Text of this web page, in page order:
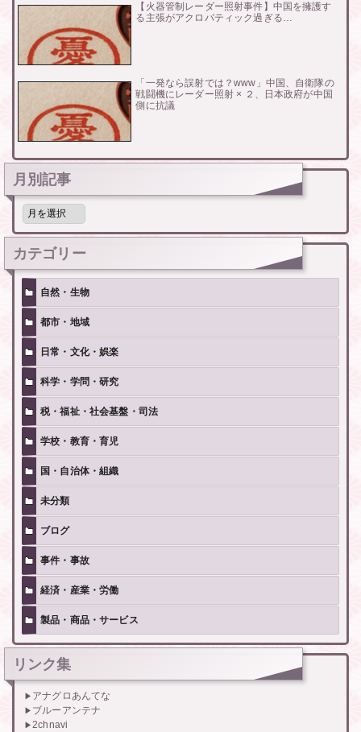
【火器管制レーダー照射事件】中国を擁護す
る主張がアクロバティック過ぎる…
「一発なら誤射では？www」中国、自衛隊の
戦闘機にレーダー照射 × ２、日本政府が中国
側に抗議
月別記事
月
記
事
カテゴリー
自然・生物
都市・地域
日常・文化・娯楽
科学・学問・研究
税・福祉・社会基盤・司法
学校・教育・育児
国・自治体・組織
未分類
ブログ
事件・事故
経済・産業・労働
製品・商品・サービス
リンク集
アナグロあんてな
ブルーアンテナ
2chnavi